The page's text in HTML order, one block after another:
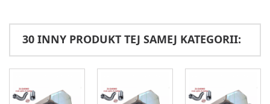
30 INNY PRODUKT TEJ SAMEJ KATEGORII: